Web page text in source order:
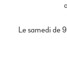
Le samedi de